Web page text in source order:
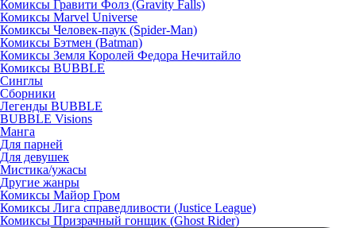
Комиксы Гравити Фолз (Gravity Falls)
Комиксы Marvel Universe
Комиксы Человек-паук (Spider-Man)
Комиксы Бэтмен (Batman)
Комиксы Земля Королей Федора Нечитайло
Комиксы BUBBLE
Синглы
Сборники
Легенды BUBBLE
BUBBLE Visions
Манга
Для парней
Для девушек
Мистика/ужасы
Другие жанры
Комиксы Майор Гром
Комиксы Лига справедливости (Justice League)
Комиксы Призрачный гонщик (Ghost Rider)